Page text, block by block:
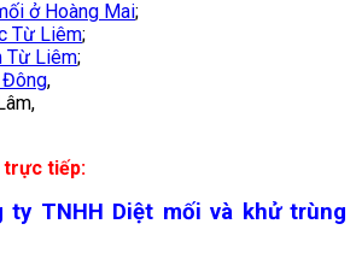
ở Hoàng Mai;
Từ Liêm;
Từ Liêm;
Đông,
trực tiếp:
ty TNHH Diệt mối và khử trùng